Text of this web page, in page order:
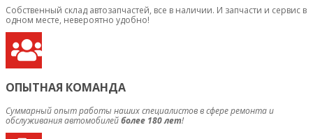
Собственный склад автозапчастей, все в наличии. И запчасти и сервис в
одном месте, невероятно удобно!
ОПЫТНАЯ КОМАНДА
Суммарный опыт работы наших специалистов в сфере ремонта и
обслуживания автомобилейболее 180 лет!